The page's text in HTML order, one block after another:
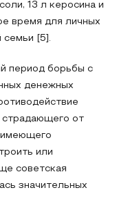
13 л керосина и
время для личных
семьи [5].
период борьбы с
денежных
страдающего от
имеющего
или
советская
значительных